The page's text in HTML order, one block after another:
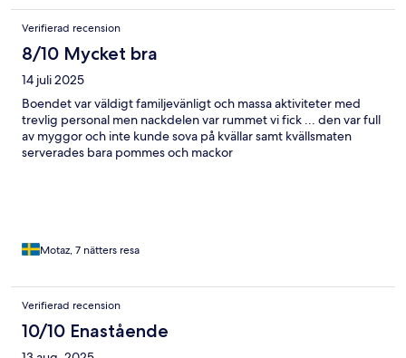
Verifierad recension
8/10 Mycket bra
14 juli 2025
Boendet var väldigt familjevänligt och massa aktiviteter med
trevlig personal men nackdelen var rummet vi fick ... den var full
av myggor och inte kunde sova på kvällar samt kvällsmaten
serverades bara pommes och mackor
Motaz, 7 nätters resa
Verifierad recension
10/10 Enastående